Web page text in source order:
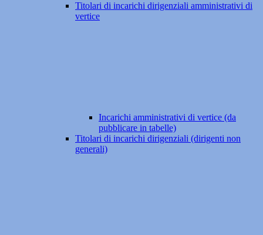
Titolari di incarichi dirigenziali amministrativi di
vertice
Incarichi amministrativi di vertice (da
pubblicare in tabelle)
Titolari di incarichi dirigenziali (dirigenti non
generali)